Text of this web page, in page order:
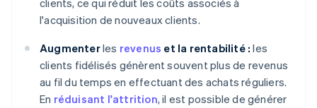
clients, ce qui réduit les coûts associés à
l'acquisition de nouveaux clients.
Augmenterles revenus et la rentabilité : les
clients fidélisés génèrent souvent plus de revenus
au fil du temps en effectuant des achats réguliers.
En réduisant l'attrition, il est possible de générer